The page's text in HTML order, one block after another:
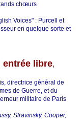
chœurs
Voices" : Purcell et
en quelque sorte et
entrée libre,
directrice général de
de Guerre, et du
militaire de Paris
Stravinsky, Cooper,